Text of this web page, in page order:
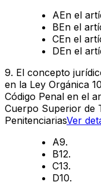
AEn el
BEn el
CEn el
DEn el
9. El concepto
en la Ley Orgánica
Código Penal en el
Cuerpo Superior de
PenitenciariasVer
A9.
B12.
C13.
D10.